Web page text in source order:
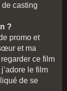
casting
?
promo et
et ma
ce film
le film
de se